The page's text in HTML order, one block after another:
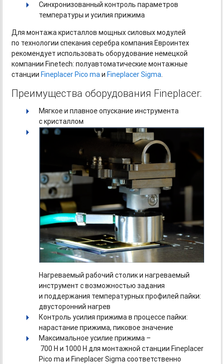
Синхронизованный контроль параметров
температуры и усилия прижима
Для монтажа кристаллов мощных силовых модулей
по технологии спекания серебра компания Евроинтех
рекомендует использовать оборудование немецкой
компании Finetech: полуавтоматические монтажные
станцииFineplacer Pico maиFineplacer Sigma.
Преимущества оборудования Fineplacer:
Мягкое и плавное опускание инструмента
с кристаллом
Нагреваемый рабочий столик и нагреваемый
инструмент с возможностью задания
и поддержания температурных профилей пайки:
двусторонний нагрев
Контроль усилия прижима в процессе пайки:
нарастание прижима, пиковое значение
Максимальное усилие прижима –
700 Н и 1000 Н для монтажной станции Fineplacer
Pico ma и Fineplacer Sigma соответственно